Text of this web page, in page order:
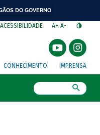
DO GOVERNO
ACESSIBILIDADE A+ A-
CONHECIMENTO IMPRENSA